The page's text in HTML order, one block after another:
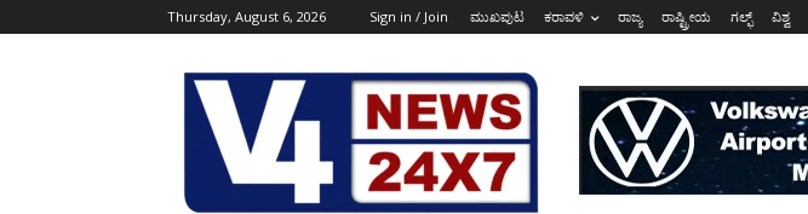
Thursday, August 6, 2026 Sign in / Join ಮುಖಪುಟ ಕರಾವಳಿ ರಾಜ್ಯ ರಾಷ್ಟ್ರೀಯ ಗಲ್ಫ್ ವಿಶ್ವ